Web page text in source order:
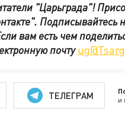
"Царьграда"!
. Подписывайтесь
вам есть чем
почту
ТЕЛЕГРАМ и